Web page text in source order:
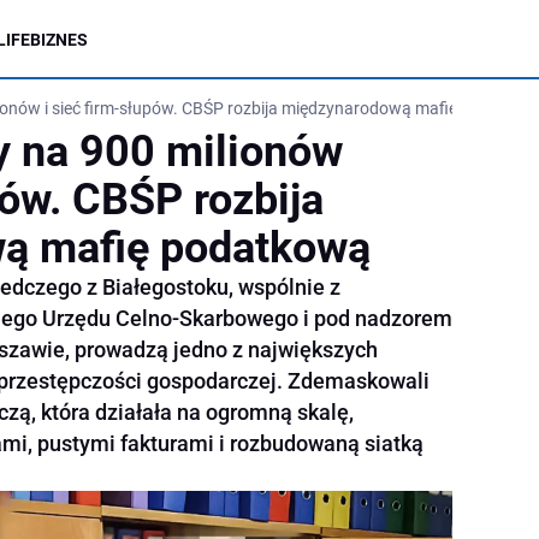
BIZNES
i sieć firm-słupów. CBŚP rozbija międzynarodową mafię
na 900 milionów
CBŚP rozbija
mafię podatkową
z Białegostoku, wspólnie z
Urzędu Celno-Skarbowego i pod nadzorem
prowadzą jedno z największych
gospodarczej. Zdemaskowali
która działała na ogromną skalę,
pustymi fakturami i rozbudowaną siatką